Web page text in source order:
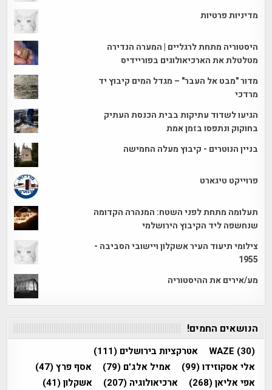
מדיניות פרטיות
היסטוריה מתחת לרגליים | המערה הנדירה
מטלטלת את הארכיאולוגים בפוריידיס
מדור "מבט אל העבר" – מגדל המים קיבוץ יד
מרדכי
הגיעו לשדוד עתיקות בבית הכנסת העתיק
בחוקוק ונתפסו בזמן אמת
בניין הנוטרים - קיבוץ מעלה החמישה
פרוייקט טיגארט
תעלומה מתחת לפני השטח: המנהרה הקדומה
שנחשפה ליד הקיבוץ הירושלמי
צילומי תיעוד העיר אשקלון ויישובי הסביבה -
1955
מע/אירים את ההיסטוריה
הנושאים החמים!
WAZE (30) אטרקציות בירושלים (111)
אלי אסקוזידו(99) אמיל אלג'ם (79) אסף פרץ(47)
אפי אליאן(268) ארכיאולוגיה (207) אשקלון(41)